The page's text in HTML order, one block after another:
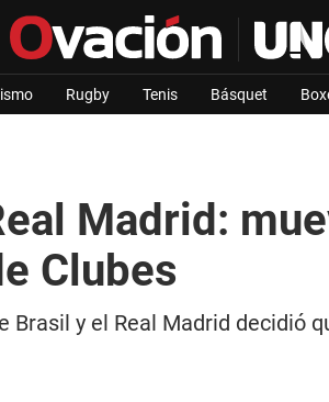
Rugby Tenis Básquet
Madrid:
Clubes
y el Real Madrid decidió